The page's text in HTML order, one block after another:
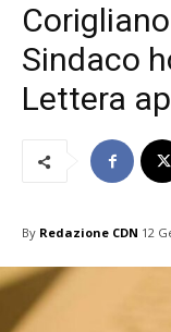
Sindaco
Lettera
By Redazione CDN 12